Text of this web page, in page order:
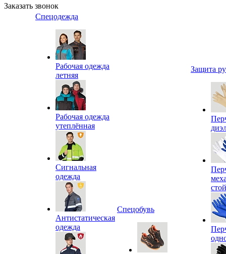
Заказать звонок
Спецодежда
Рабочая одежда
летняя
Рабочая одежда
утеплённая
Сигнальная
одежда
Антистатическая
одежда
Спецобувь
Защита